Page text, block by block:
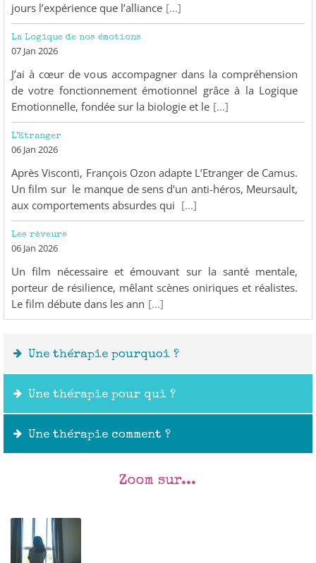
jours l’expérience que l’alliance [...]
La Logique de nos émotions
07 Jan 2026
J’ai à cœur de vous accompagner dans la compréhension
de votre fonctionnement émotionnel grâce à la Logique
Emotionnelle, fondée sur la biologie et le [...]
L’Etranger
06 Jan 2026
Après Visconti, François Ozon adapte L’Etranger de Camus.
Un film sur le manque de sens d'un anti-héros, Meursault,
aux comportements absurdes qui [...]
Les rêveurs
06 Jan 2026
Un film nécessaire et émouvant sur la santé mentale,
porteur de résilience, mêlant scènes oniriques et réalistes.
Le film débute dans les ann [...]
Une thérapie pourquoi ?
Une thérapie pour qui ?
Outils :
Une thérapie comment ?
Zoom sur...